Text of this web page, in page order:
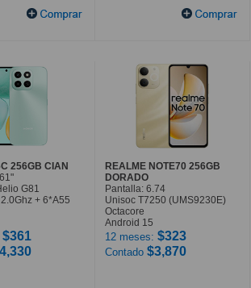
256GB CIAN
G81
+ 6*A55
$361
REALME NOTE70 256GB
DORADO
Pantalla: 6.74
Unisoc T7250 (UMS9230E)
Octacore
Android 15
12 meses: $323
Contado $3,870